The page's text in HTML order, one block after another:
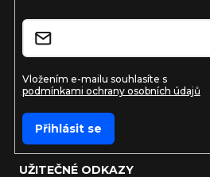
UŽITEČNÉ ODKAZY
Vložením e-mailu souhlasíte s
podmínkami ochrany osobních údajů
Přihlásit se